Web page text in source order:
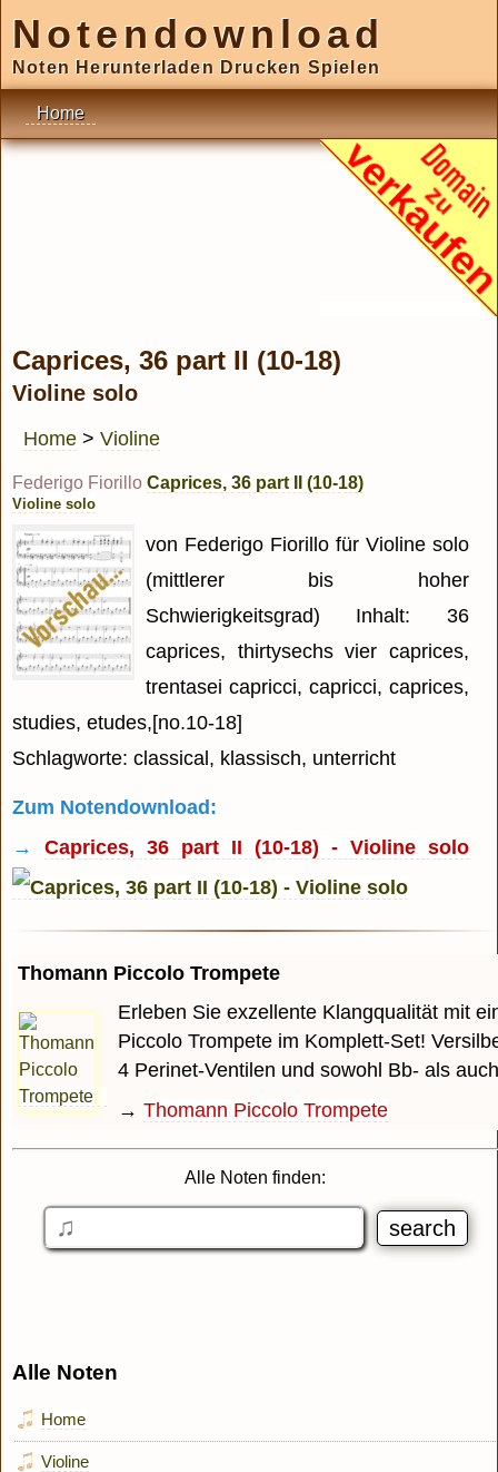
Notendownload
Noten Herunterladen Drucken Spielen
Home
Caprices, 36 part II (10-18)
Violine solo
Home > Violine
Federigo Fiorillo Caprices, 36 part II (10-18)
Violine solo
von Federigo Fiorillo für Violine solo
(mittlerer bis hoher
Schwierigkeitsgrad) Inhalt: 36
caprices, thirtysechs vier caprices,
trentasei capricci, capricci, caprices,
studies, etudes,[no.10-18]
Schlagworte: classical, klassisch, unterricht
Zum Notendownload:
→ Caprices, 36 part II (10-18) - Violine solo
Thomann Piccolo Trompete
Erleben Sie exzellente Klangqualität mit
Piccolo Trompete im Komplett-Set!
4 Perinet-Ventilen und sowohl Bb- als
→ Thomann Piccolo Trompete
Alle Noten finden:
Alle Noten
Home
Violine